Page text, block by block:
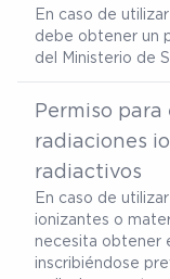
En caso de
debe obtener un
del Ministerio de
Permiso para
radiaciones
radiactivos
En caso de
ionizantes o
necesita obtener
inscribiéndose